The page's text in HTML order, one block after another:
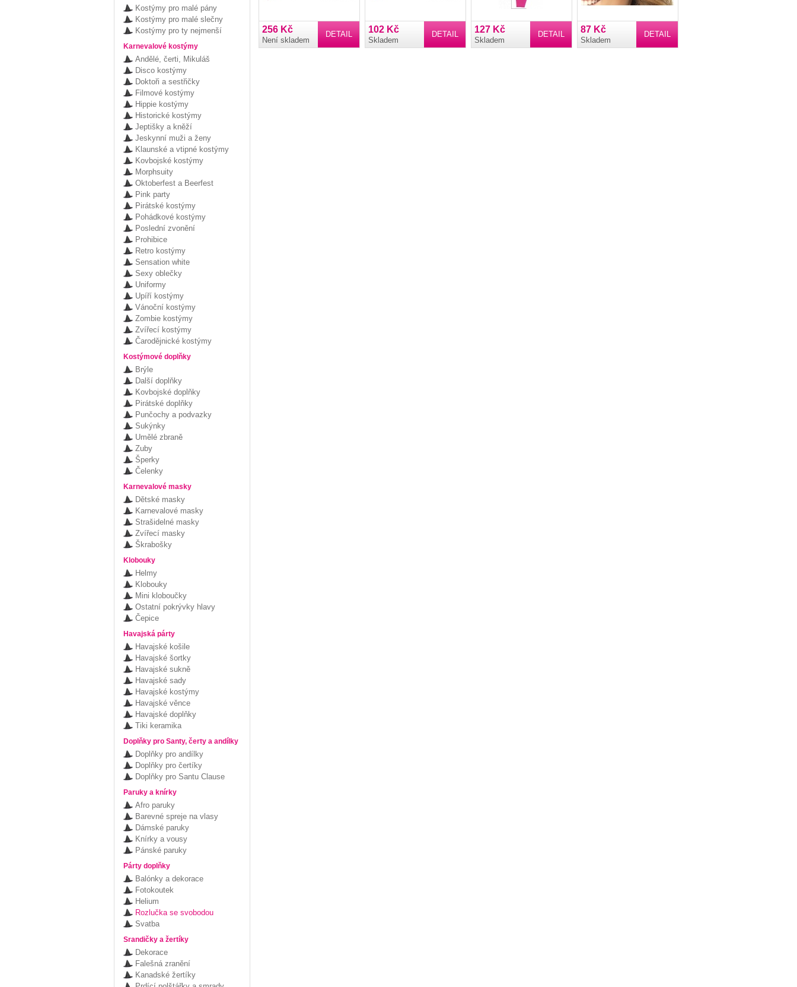
Kostýmy pro malé pány
Kostýmy pro malé slečny
Kostýmy pro ty nejmenší
Karnevalové kostýmy
Andělé, čerti, Mikuláš
Disco kostýmy
Doktoři a sestřičky
Filmové kostýmy
Hippie kostýmy
Historické kostýmy
Jeptišky a kněží
Jeskynní muži a ženy
Klaunské a vtipné kostýmy
Kovbojské kostýmy
Morphsuity
Oktoberfest a Beerfest
Pink party
Pirátské kostýmy
Pohádkové kostýmy
Poslední zvonění
Prohibice
Retro kostýmy
Sensation white
Sexy oblečky
Uniformy
Upíří kostýmy
Vánoční kostýmy
Zombie kostýmy
Zvířecí kostýmy
Čarodějnické kostýmy
Kostýmové doplňky
Brýle
Další doplňky
Kovbojské doplňky
Pirátské doplňky
Punčochy a podvazky
Sukýnky
Umělé zbraně
Zuby
Šperky
Čelenky
Karnevalové masky
Dětské masky
Karnevalové masky
Strašidelné masky
Zvířecí masky
Škrabošky
Klobouky
Helmy
Klobouky
Mini kloboučky
Ostatní pokrývky hlavy
Čepice
Havajská párty
Havajské košile
Havajské šortky
Havajské sukně
Havajské sady
Havajské kostýmy
Havajské věnce
Havajské doplňky
Tiki keramika
Doplňky pro Santy, čerty a andílky
Doplňky pro andílky
Doplňky pro čertíky
Doplňky pro Santu Clause
Paruky a knírky
Afro paruky
Barevné spreje na vlasy
Dámské paruky
Knírky a vousy
Pánské paruky
Párty doplňky
Balónky a dekorace
Fotokoutek
Helium
Rozlučka se svobodou
Svatba
Srandičky a žertíky
Dekorace
Falešná zranění
Kanadské žertíky
DETAIL
256 Kč
Není skladem
DETAIL
102 Kč
Skladem
DETAIL
127 Kč
Skladem
DETAIL
87 Kč
Skladem